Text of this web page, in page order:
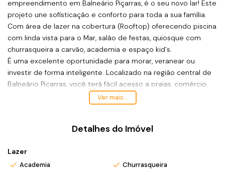
empreendimento em Balneário Piçarras, é o seu novo lar! Este
projeto une sofisticação e conforto para toda a sua família.
Com área de lazer na cobertura (Rooftop) oferecendo piscina
com linda vista para o Mar, salão de festas, quiosque com
churrasqueira a carvão, academia e espaço kid`s.
É uma excelente oportunidade para morar, veranear ou
investir de forma inteligente. Localizado na região central de
Balneário Piçarras, você terá fácil acesso a praias, comércio,
restaurantes e serviços essenciais.
Esse apartamento em questão, oferece um terraço privativo,
áreas comuns bem planejadas, como piscina e espaços de
Analisa permutas;
Ver mais...
Detalhes do Imóvel
Lazer
Academia
Churrasqueira